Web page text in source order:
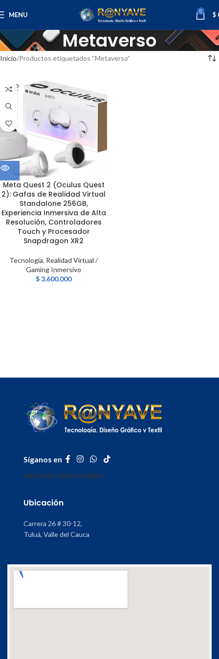
MENU 0 $
Metaverso
Inicio Productos etiquetados “Metaverso”
SOLD
OUT
Meta Quest 2 (Oculus Quest
2): Gafas de Realidad Virtual
Standalone 256GB,
Experiencia Inmersiva de Alta
Resolución, Controladores
Touch y Procesador
Snapdragon XR2
Tecnología, Realidad Virtual /
Gaming Inmersivo
$3.600.000
Síganos en
INICIOMI CUENTATIENDA
Ubicación
Carrera 26 # 30-12,
Tuluá, Valle del Cauca